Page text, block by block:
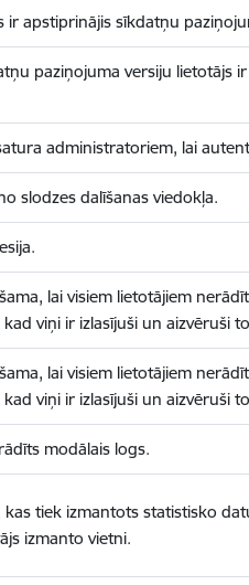
ir apstiprinājis sīkdatņu
paziņojuma versiju lietotājs ir
administratoriem, lai
slodzes dalīšanas viedokļa.
lai visiem lietotājiem
viņi ir izlasījuši un aizvēruši
lai visiem lietotājiem
viņi ir izlasījuši un aizvēruši
modālais logs.
tiek izmantots statistisko
izmanto vietni.